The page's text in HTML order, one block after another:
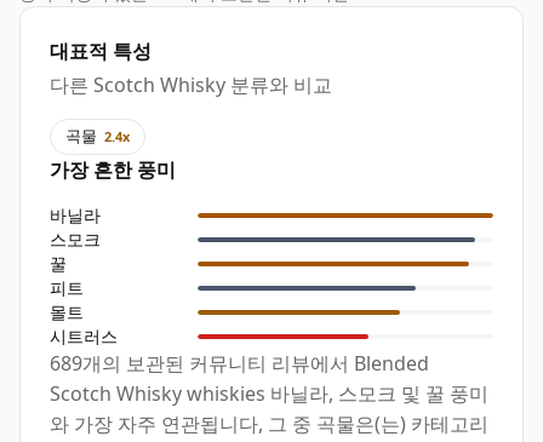
대표적 특성
다른 Scotch Whisky 분류와 비교
곡물 2.4x
가장 흔한 풍미
바닐라
스모크
꿀
피트
몰트
시트러스
689개의 보관된 커뮤니티 리뷰에서 Blended
Scotch Whisky whiskies 바닐라, 스모크 및 꿀 풍미
와 가장 자주 연관됩니다, 그 중 곡물은(는) 카테고리